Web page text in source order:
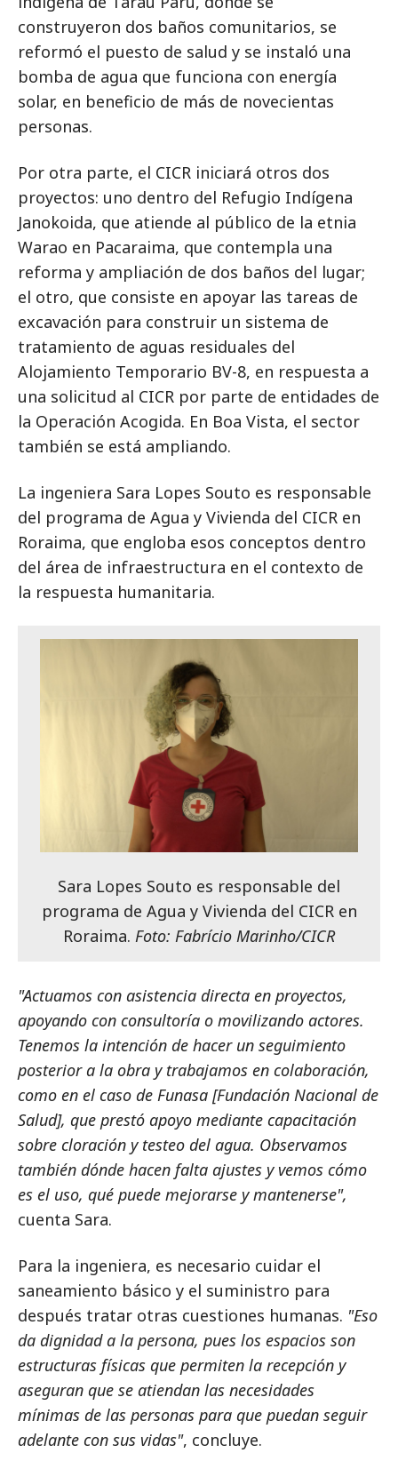
construyeron dos baños comunitarios, se
reformó el puesto de salud y se instaló una
bomba de agua que funciona con energía
solar, en beneficio de más de novecientas
personas.
Por otra parte, el CICR iniciará otros dos
proyectos: uno dentro del Refugio Indígena
Janokoida, que atiende al público de la etnia
Warao en Pacaraima, que contempla una
reforma y ampliación de dos baños del lugar;
el otro, que consiste en apoyar las tareas de
excavación para construir un sistema de
tratamiento de aguas residuales del
Alojamiento Temporario BV-8, en respuesta a
una solicitud al CICR por parte de entidades de
la Operación Acogida. En Boa Vista, el sector
también se está ampliando.
La ingeniera Sara Lopes Souto es responsable
del programa de Agua y Vivienda del CICR en
Roraima, que engloba esos conceptos dentro
del área de infraestructura en el contexto de
la respuesta humanitaria.
Sara Lopes Souto es responsable del
programa de Agua y Vivienda del CICR en
Roraima. Foto: Fabrício Marinho/CICR
"Actuamos con asistencia directa en proyectos,
apoyando con consultoría o movilizando actores.
Tenemos la intención de hacer un seguimiento
posterior a la obra y trabajamos en colaboración,
como en el caso de Funasa [Fundación Nacional de
Salud], que prestó apoyo mediante capacitación
sobre cloración y testeo del agua. Observamos
también dónde hacen falta ajustes y vemos cómo
es el uso, qué puede mejorarse y mantenerse",
cuenta Sara.
Para la ingeniera, es necesario cuidar el
saneamiento básico y el suministro para
después tratar otras cuestiones humanas. "Eso
da dignidad a la persona, pues los espacios son
estructuras físicas que permiten la recepción y
aseguran que se atiendan las necesidades
mínimas de las personas para que puedan seguir
adelante con sus vidas", concluye.